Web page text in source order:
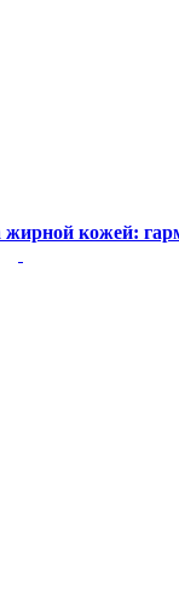
жирной кожей: